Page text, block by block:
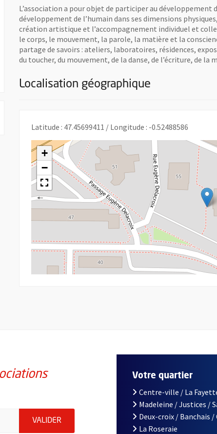
L’association a pour objet de participer au développement
développement de l’humain dans ses dimensions
création artistique et l’accompagnement individuel et
le corps, le mouvement, la parole, la matière et la
partage de savoirs : ateliers, laboratoires, résidences,
du toucher, du mouvement, de la danse, de l’écriture, de
Localisation géographique
Latitude : 47.45699411 / Longitude : -0.52488586
+
−
de la ville d'Angers, indiquez votre email (champ
VALIDER ENVOYER MA DEMANDE D'INSCRIPTION À
Votre quartier
Centre-ville / La
Madeleine / Justices /
Deux-croix / Banchais
La Roseraie